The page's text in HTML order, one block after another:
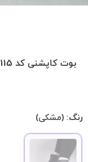
بوت کاپشنی کد 12115
رنگ: (مشکی)